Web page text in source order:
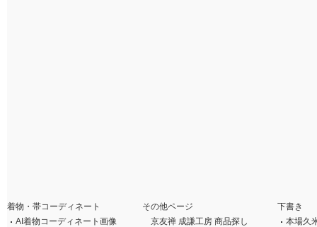
着物・帯コーディネート
AI着物コーディネート画像
その他ページ
京友禅 成謙工房 商品探し
下書き
本場久